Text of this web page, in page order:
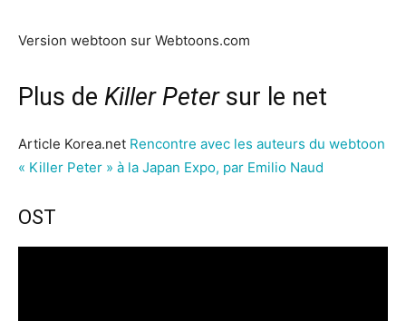
Version webtoon sur Webtoons.com
Plus de Killer Petersur le net
Article Korea.net Rencontre avec les auteurs du webtoon
« Killer Peter » à la Japan Expo, par Emilio Naud
OST